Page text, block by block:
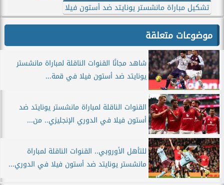
تشكيل مباراة مانشستر يونايتد ضد أستون فيلا
موضوعات متعلقة
شاهد مجانًا القنوات الناقلة لمباراة مانشستر
يونايتد ضد أستون فيلا في قمة...
القنوات الناقلة لمباراة مانشستر يونايتد ضد
أستون فيلا في الدوري الإنجليزي.. من...
للتأهل الأوروبي.. القنوات الناقلة لمباراة
مانشستر يونايتد ضد أستون فيلا في الدوري...